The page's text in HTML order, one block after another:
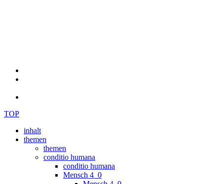
TOP
inhalt
themen
themen
conditio humana
conditio humana
Mensch 4_0